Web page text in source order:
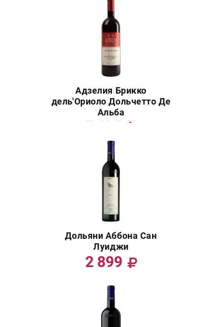
Адзелия Брикко
дель'Ориоло Дольчетто Де
Альба
2 170
Дольяни Аббона Сан
Луиджи
2 899